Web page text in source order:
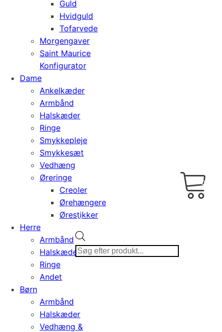
Guld
Hvidguld
Tofarvede
Morgengaver
Saint Maurice
Konfigurator
Dame
Ankelkæder
Armbånd
Halskæder
Ringe
Smykkepleje
Smykkesæt
Vedhæng
Øreringe
Creoler
Ørehængere
Ørestikker
Herre
Armbånd
Halskæder
Ringe
Andet
Børn
Armbånd
Halskæder
Vedhæng &
search
0,00